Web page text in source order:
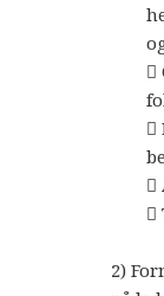




2)